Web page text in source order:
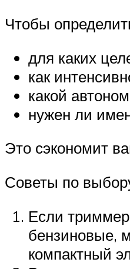
Чтобы
для каких
как
какой
нужен ли
Это сэкономит
Советы по
Если
бензиновые,
компактный